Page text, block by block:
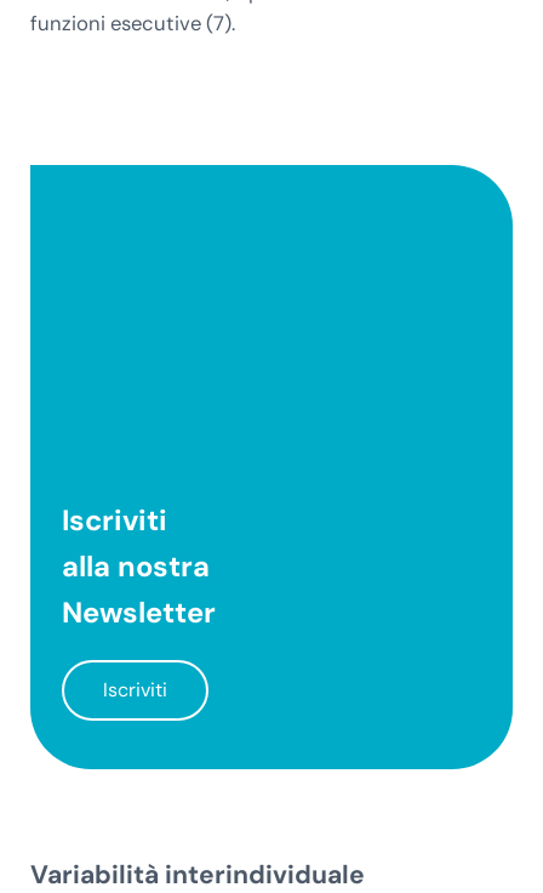
funzioni esecutive (7).
Iscriviti
alla nostra
Newsletter
Iscriviti
Variabilità interindividuale